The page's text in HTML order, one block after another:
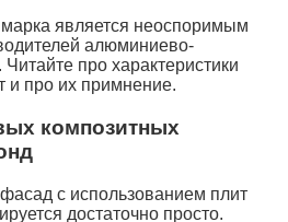
является неоспоримым
алюминиево-
про характеристики
и про их примнение.
композитных
с использованием плит
достаточно просто.